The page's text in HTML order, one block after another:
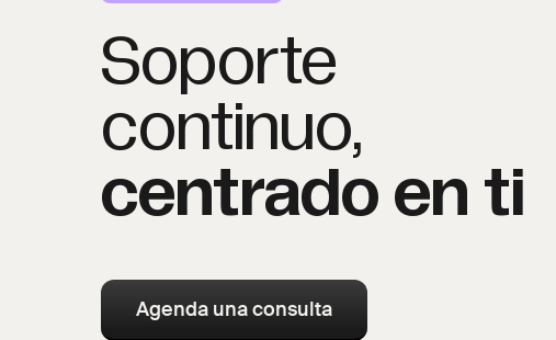
Soporte
continuo,
centrado en ti
Agenda una consulta